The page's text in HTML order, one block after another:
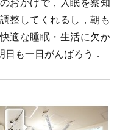
おかげで，入眠を察知
整してくれるし，朝も
適な睡眠・生活に欠か
も一日がんばろう．